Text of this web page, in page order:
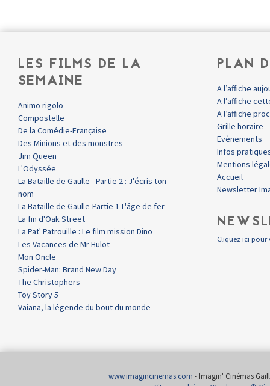
LES FILMS DE LA
SEMAINE
Animo rigolo
Compostelle
De la Comédie-Française
Des Minions et des monstres
Jim Queen
L'Odyssée
La Bataille de Gaulle - Partie 2 : J'écris ton
nom
La Bataille de Gaulle-Partie 1-L'âge de fer
La fin d'Oak Street
La Pat' Patrouille : Le film mission Dino
Les Vacances de Mr Hulot
Mon Oncle
Spider-Man: Brand New Day
The Christophers
Toy Story 5
Vaiana, la légende du bout du monde
PLAN
A l’affiche
A l’affiche
A l’affiche
Grille horaire
Evènements
Infos
Mentions
Accueil
Newsletter
Cliquez ici pour
www.imagincinemas.com - Imagin' Cinémas